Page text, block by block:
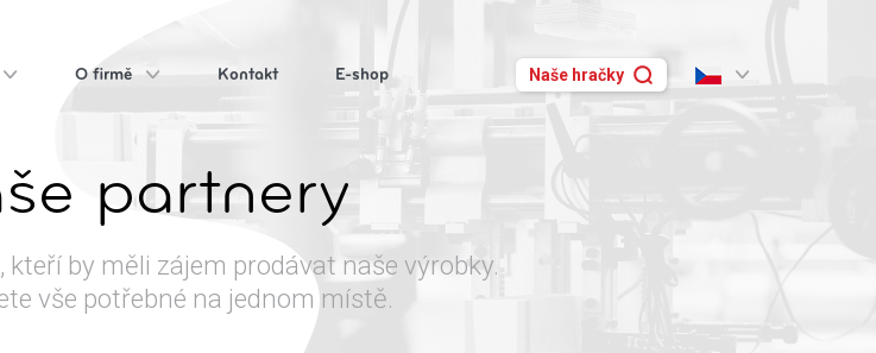
O firmě Kontakt E-shop Naše hračky
partnery
, kteří by měli zájem prodávat naše výrobky.
vše potřebné na jednom místě.